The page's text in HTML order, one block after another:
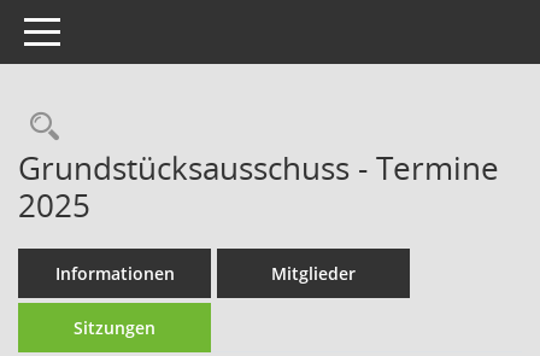
Toggle navigation
Rechercheauswahl
Grundstücksausschuss - Termine
2025
Informationen Mitglieder
Sitzungen